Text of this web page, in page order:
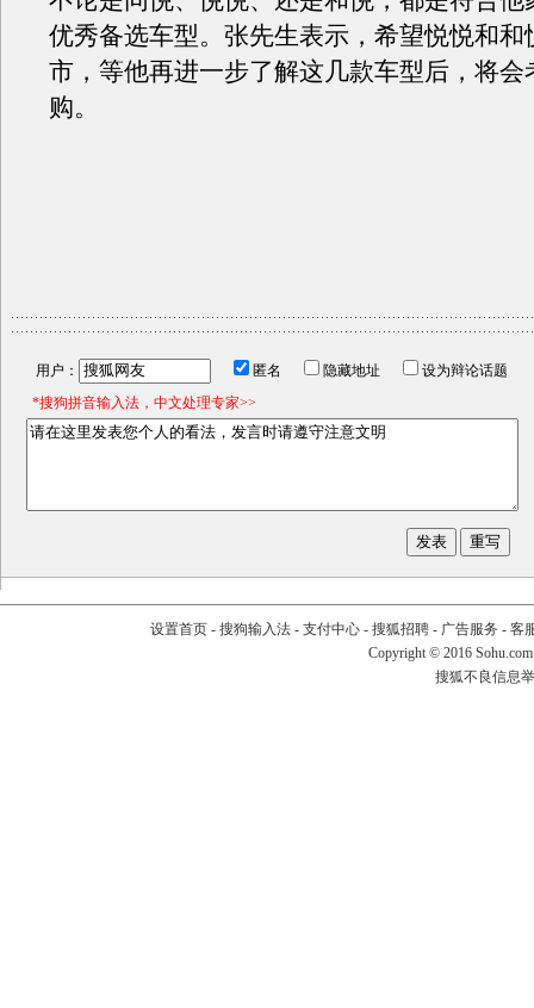
优秀备选车型。张先生表示，希望悦悦和和
市，等他再进一步了解这几款车型后，将会
购。
用户： 匿名 隐藏地址
设为辩论话题
*搜狗拼音输入法，中文处理专家>>
设置首页- 搜狗输入法- 支付中心- 搜狐招聘- 广告服务 - 客
Copyright © 2016
搜狐不良信息